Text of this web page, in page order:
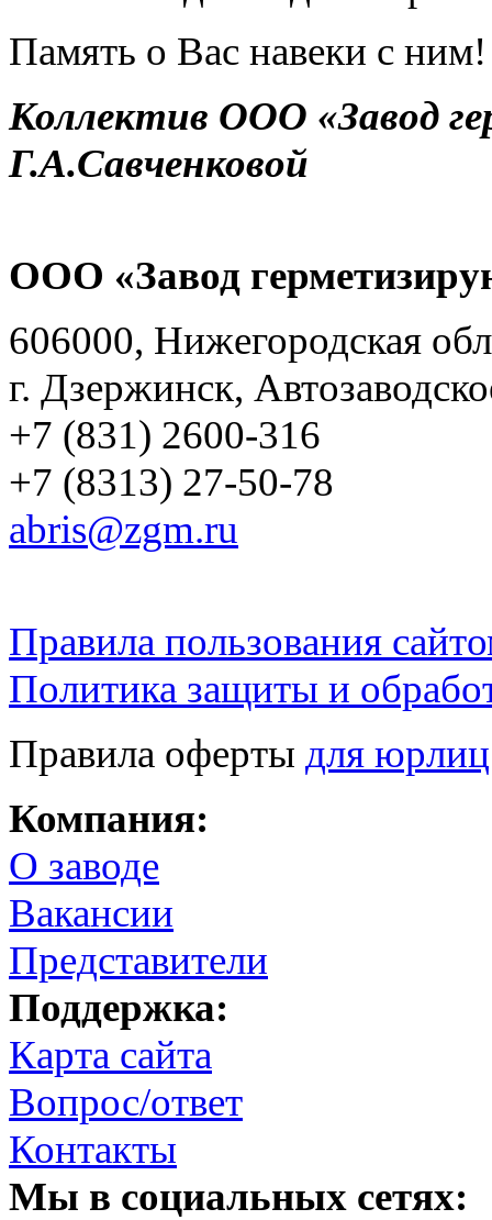
Память о Вас навеки с ним!
Коллектив ООО «Завод
Г.А.Савченковой
ООО «Завод
606000, Нижегородская
г. Дзержинск,
+7 (831) 2600-316
+7 (8313) 27-50-78
abris@zgm.ru
Правила пользования
Политика защиты и
Правила оферты для
Компания:
О заводе
Вакансии
Представители
Поддержка:
Карта сайта
Вопрос/ответ
Контакты
Мы в социальных сетях: